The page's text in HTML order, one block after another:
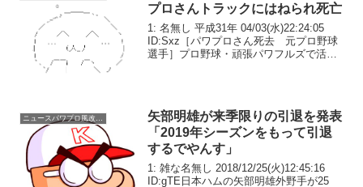
プロさんトラックにはねられ死亡
1: 名無し 平成31年 04/03(水)22:24:05
ID:Sxz［パワプロさん死去 元プロ野球
選手］プロ野球・頑張パワフルズで活躍
矢部明雄が来季限りの引退を発表
「2019年シーズンをもって引退
するでやんす」
1: 雑な名無し 2018/12/25(火)12:45:16
ID:gTE日本ハムの矢部明雄外野手が25